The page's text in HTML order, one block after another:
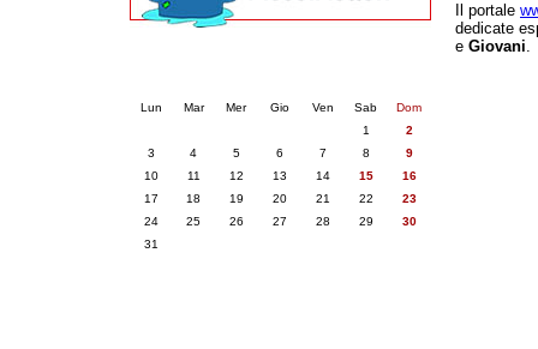
Il portale
dedicate
e Giovani.
Lun Mar Mer Gio Ven Sab
Dom
1
2
3
4 5 6 7 8
9
10
11 12 13 14 15
16
17
18 19 20 21 22
23
24
25 26 27 28 29
30
31